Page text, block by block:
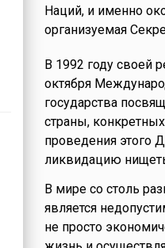
Наций, и именно
организуемая
В 1992 году своей
октября
государства
страны,
проведения этого
ликвидацию
В мире со столь
является
не просто